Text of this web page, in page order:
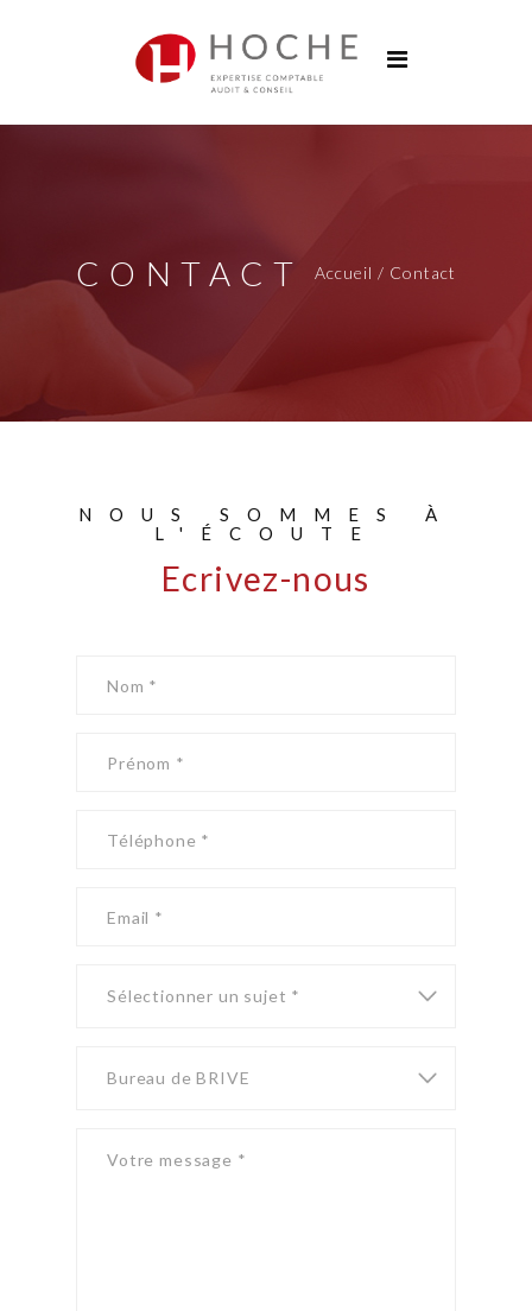
Services
ActualitésCONTACT Accueil / Contact
NOUS SOMMES À
L'ÉCOUTE
Ecrivez-nous